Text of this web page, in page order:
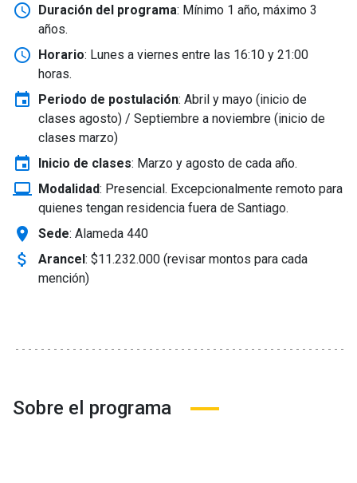
schedule Duración del programa: Mínimo 1 año, máximo 3
años.
schedule Horario: Lunes a viernes entre las 16:10 y 21:00
horas.
event Periodo de postulación: Abril y mayo (inicio de
clases agosto) / Septiembre a noviembre (inicio de
clases marzo)
event Inicio de clases: Marzo y agosto de cada año.
laptop_windows Modalidad: Presencial. Excepcionalmente remoto para
quienes tengan residencia fuera de Santiago.
location_on Sede: Alameda 440
attach_money Arancel: $11.232.000 (revisar montos para cada
mención)
Sobre el programa